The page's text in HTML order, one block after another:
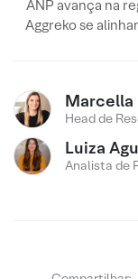
ANP avança na
Aggreko se
Marcella
Head de
Luiza
Analista de